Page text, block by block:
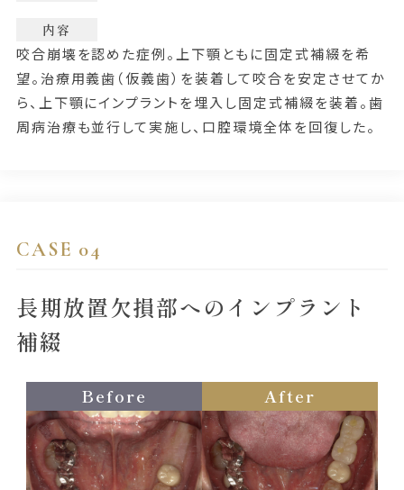
内容
咬合崩壊を認めた症例。上下顎ともに固定式補綴を希
望。治療用義歯（仮義歯）を装着して咬合を安定させてか
ら、上下顎にインプラントを埋入し固定式補綴を装着。歯
周病治療も並行して実施し、口腔環境全体を回復した。
CASE 04
長期放置欠損部へのインプラント
補綴
Before After